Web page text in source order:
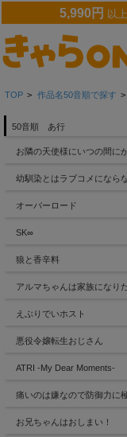
5,990円 以
TOP > 作品名50音順で探す >
50音順 あ行
お隣の天使様にいつの間に
幼馴染とはラブコメになら
オーバーロード
SK∞
狼と香辛料
アルマちゃんは家族になり
えぶりでいホスト
悪役令嬢転生おじさん
ATRI -My Dear Moments-
痛いのは嫌なので防御力に
お兄ちゃんはおしまい！